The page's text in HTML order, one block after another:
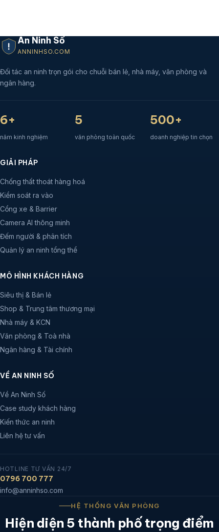
An Ninh Số
ANNINHSO.COM
Đối tác an ninh trọn gói cho chuỗi bán lẻ, nhà máy, văn phòng và
ngân hàng.
6+
năm kinh nghiệm
5
văn phòng toàn quốc
500+
doanh nghiệp tin chọn
GIẢI PHÁP
Chống thất thoát hàng hoá
Kiểm soát ra vào
Cổng xe & Barrier
Camera AI thông minh
Đếm người & phân tích
Quản lý an ninh tổng thể
MÔ HÌNH KHÁCH HÀNG
Siêu thị & Bán lẻ
Shop & Trung tâm thương mại
Nhà máy & KCN
Văn phòng & Toà nhà
Ngân hàng & Tài chính
VỀ AN NINH SỐ
Về An Ninh Số
Case study khách hàng
Kiến thức an ninh
Liên hệ tư vấn
HOTLINE TƯ VẤN 24/7
0796 700 777
info@anninhso.com
HỆ THỐNG VĂN PHÒNG
Hiện diện 5 thành phố trọng điểm